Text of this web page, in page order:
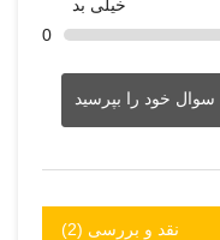
خیلی بد
0
سوال خود را بپرسید
نقد و بررسی‌‌ (2)